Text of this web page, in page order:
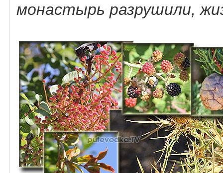
монастырь разрушили,